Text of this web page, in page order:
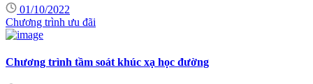
01/10/2022
Chương trình ưu đãi
Chương trình tầm soát khúc xạ học đường